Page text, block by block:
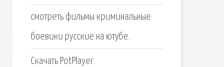
смотреть фильмы криминальные
боевики русские на ютубе.
Скачать PotPlayer.